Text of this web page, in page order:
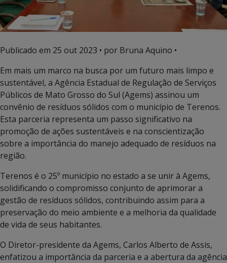
Publicado em 25 out 2023 • por Bruna Aquino •
Em mais um marco na busca por um futuro mais limpo e
sustentável, a Agência Estadual de Regulação de Serviços
Públicos de Mato Grosso do Sul (Agems) assinou um
convênio de resíduos sólidos com o município de Terenos.
Esta parceria representa um passo significativo na
promoção de ações sustentáveis e na conscientização
sobre a importância do manejo adequado de resíduos na
região.
Terenos é o 25º município no estado a se unir à Agems,
solidificando o compromisso conjunto de aprimorar a
gestão de resíduos sólidos, contribuindo assim para a
preservação do meio ambiente e a melhoria da qualidade
de vida de seus habitantes.
O Diretor-presidente da Agems, Carlos Alberto de Assis,
enfatizou a importância da parceria e a abertura da agência